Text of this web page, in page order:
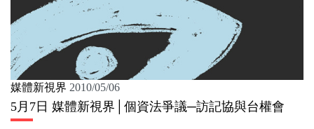
媒體新視界 2010/05/06
5月7日 媒體新視界│個資法爭議─訪記協與台權會